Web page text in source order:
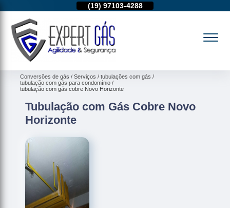
(19) 97103-4288
Conversões de gás Serviços
tubulações com gás
tubulação com gás para condomínio
tubulação com gás cobre Novo Horizonte
Tubulação com Gás Cobre Novo
Horizonte